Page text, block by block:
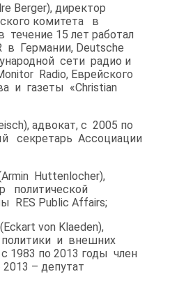
Berger), директор
комитета в
течение 15 лет работал
в Германии, Deutsche
сети радио и
Radio, Еврейского
и газеты «Christian
адвокат, с 2005 по
секретарь Ассоциации
Huttenlocher),
политической
RES Public Affairs;
von Klaeden),
и внешних
1983 по 2013 годы член
– депутат